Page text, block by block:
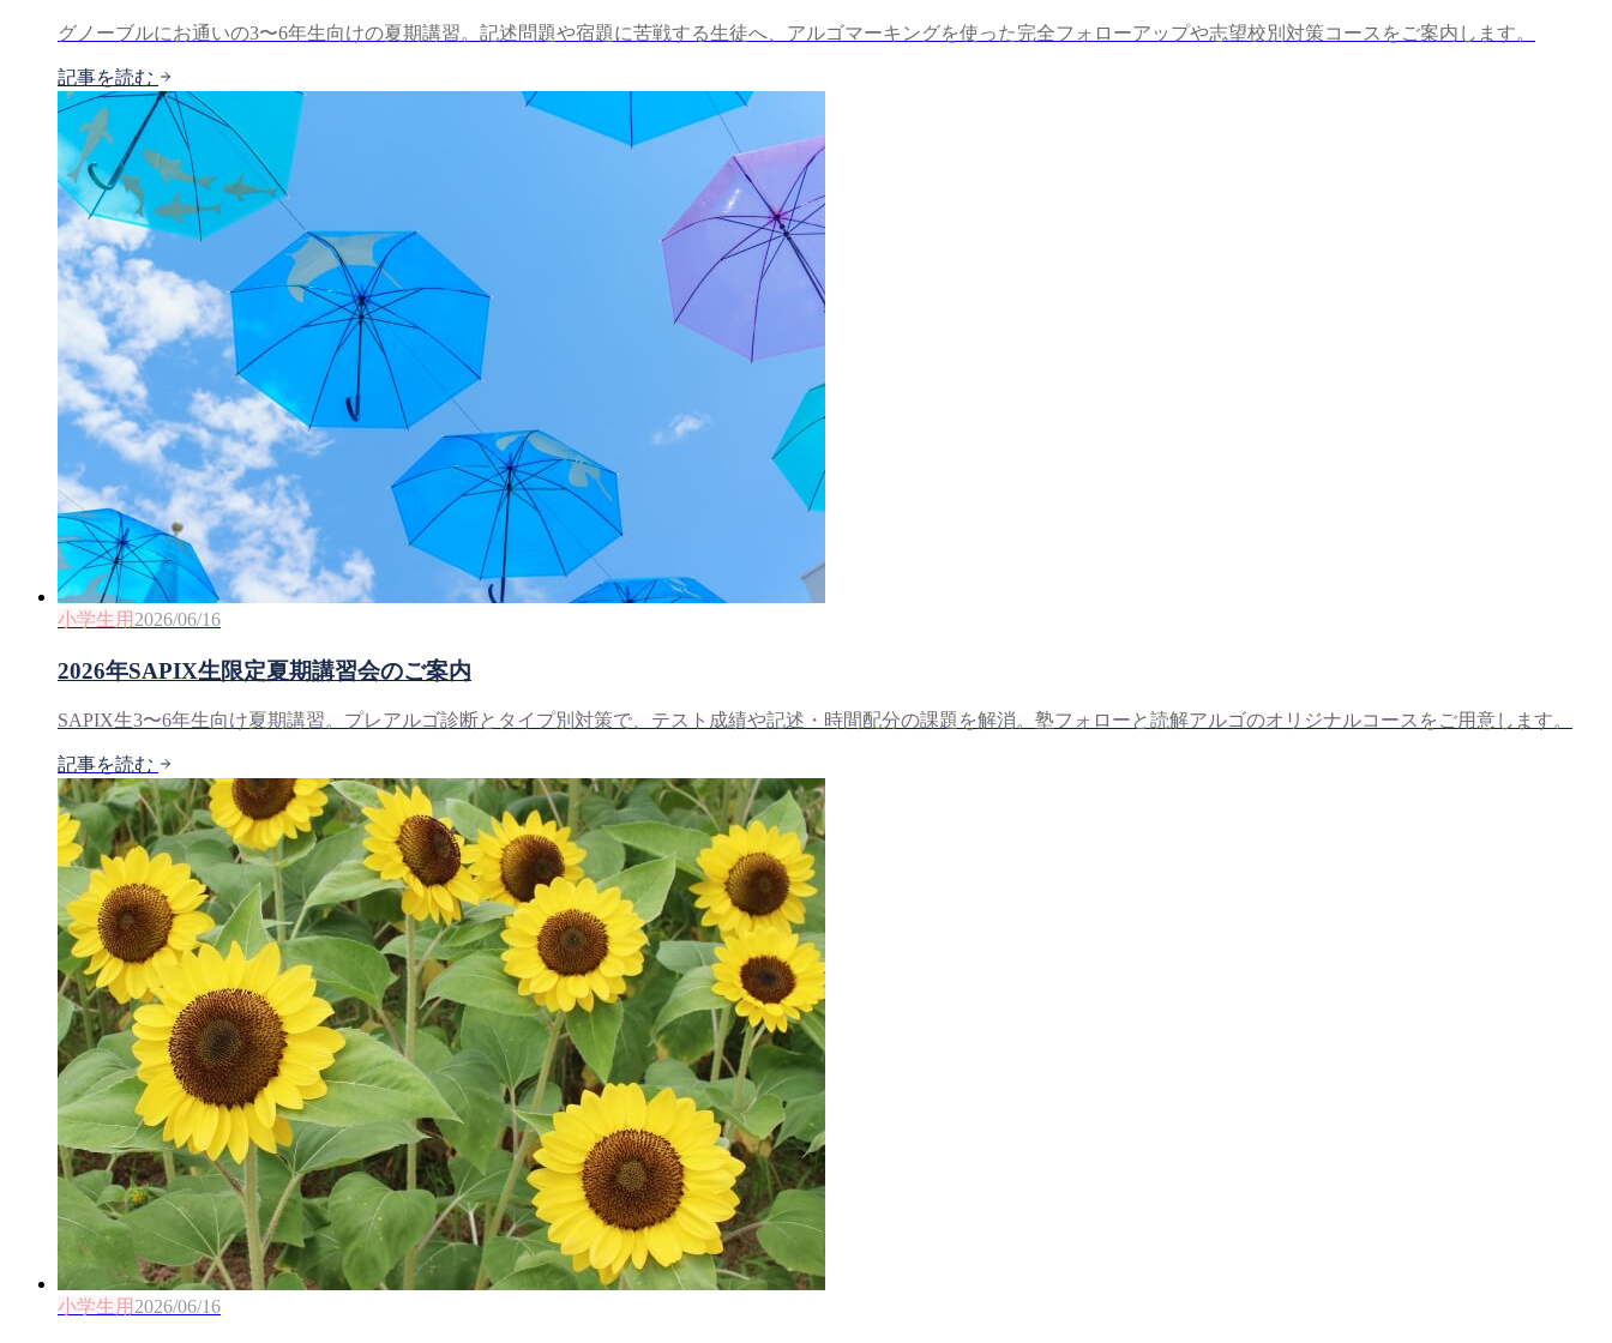
グノーブルにお通いの3〜6年生向けの夏期講習。記述問題や宿題に苦戦する生徒へ、アルゴマーキングを使った完全フォローアップや志望校別対策コースをご案内します。
記事を読む
小学生用 2026/06/16
2026年SAPIX生限定夏期講習会のご案内
SAPIX生3〜6年生向け夏期講習。プレアルゴ診断とタイプ別対策で、テスト成績や記述・時間配分の課題を解消。塾フォローと読解アルゴのオリジナルコースをご用意します。
記事を読む
小学生用 2026/06/16